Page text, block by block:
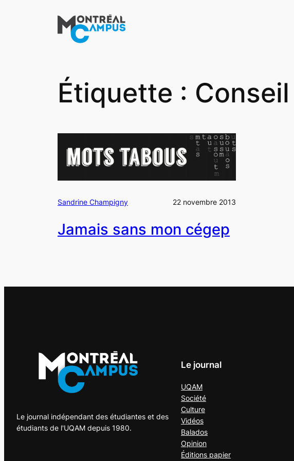
Étiquette :
Sandrine Champigny 22 novembre 2013
Jamais sans mon cégep
Le journal indépendant des étudiantes et des
étudiants de l'UQAM depuis 1980.
Le journal
UQAM
Société
Culture
Vidéos
Balados
Opinion
Éditions papier